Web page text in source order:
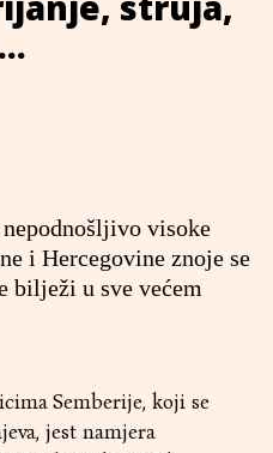
visoke
i Hercegovine znoje se
bilježi u sve većem
Semberije, koji se
jest namjera